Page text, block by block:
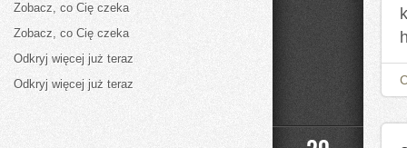
Zobacz, co Cię czeka
Zobacz, co Cię czeka
Odkryj więcej już teraz
Odkryj więcej już teraz